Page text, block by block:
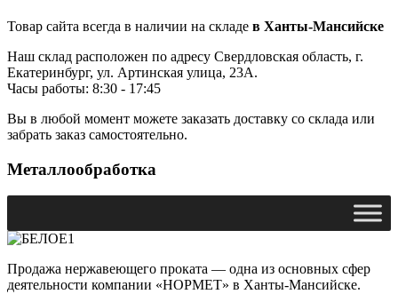
Товар сайта всегда в наличии на складе в Ханты-Мансийске
Наш склад расположен по адресу Свердловская область, г.
Екатеринбург, ул. Артинская улица, 23А.
Часы работы: 8:30 - 17:45
Вы в любой момент можете заказать доставку со склада или
забрать заказ самостоятельно.
Металлообработка
Продажа нержавеющего проката — одна из основных сфер
деятельности компании «НОРМЕТ» в Ханты-Мансийске.